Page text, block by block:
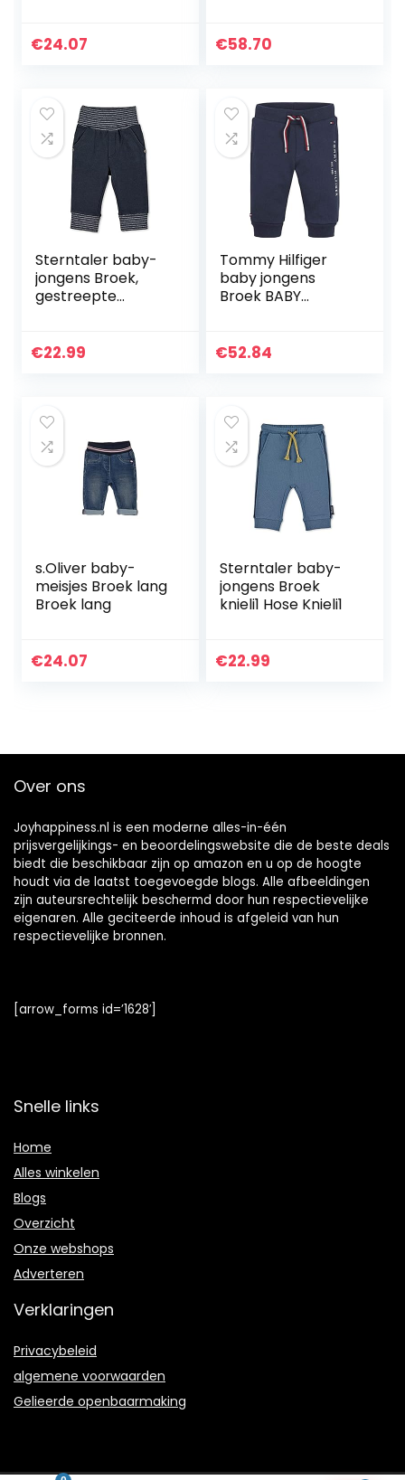
€24.07 €58.70
Sterntaler baby-
jongens Broek,
gestreepte
€22.99
Tommy Hilfiger
baby jongens
Broek BABY
€52.84
s.Oliver baby-
meisjes Broek lang
Broek lang
€24.07
Sterntaler baby-
jongens Broek
knieli1 Hose Knieli1
€22.99
Over ons
Joyhappiness.nl is een moderne alles-in-één
prijsvergelijkings- en beoordelingswebsite die de beste deals
biedt die beschikbaar zijn op amazon en u op de hoogte
houdt via de laatst toegevoegde blogs. Alle afbeeldingen
zijn auteursrechtelijk beschermd door hun respectievelijke
eigenaren. Alle geciteerde inhoud is afgeleid van hun
respectievelijke bronnen.
[arrow_forms id=’1628′]
Snelle links
Home
Alles winkelen
Blogs
Overzicht
Onze webshops
Adverteren
Verklaringen
Privacybeleid
algemene voorwaarden
Gelieerde openbaarmaking